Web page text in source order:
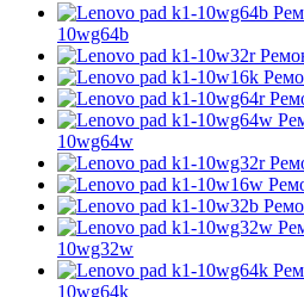
10wg64b
10wg64w
10wg32w
10wg64k